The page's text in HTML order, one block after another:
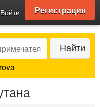
Войти Регистрация
Найти